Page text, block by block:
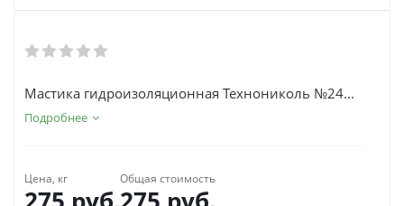
Мастика гидроизоляционная Технониколь №24...
Подробнее
Цена, кг Общая стоимость